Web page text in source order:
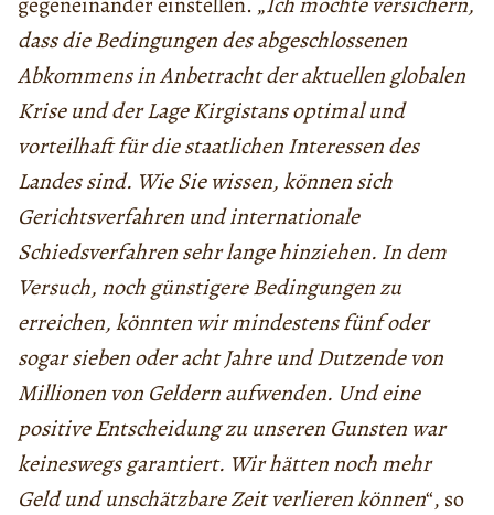
dass die Bedingungen des abgeschlossenen
Abkommens in Anbetracht der aktuellen globalen
Krise und der Lage Kirgistans optimal und
vorteilhaft für die staatlichen Interessen des
Landes sind. Wie Sie wissen, können sich
Gerichtsverfahren und internationale
Schiedsverfahren sehr lange hinziehen. In dem
Versuch, noch günstigere Bedingungen zu
erreichen, könnten wir mindestens fünf oder
sogar sieben oder acht Jahre und Dutzende von
Millionen von Geldern aufwenden. Und eine
positive Entscheidung zu unseren Gunsten war
keineswegs garantiert. Wir hätten noch mehr
Geld und unschätzbare Zeit verlieren können“, so